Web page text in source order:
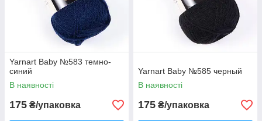
Yarnart Baby №583 темно-
синий
В наявності
175 ₴/упаковка
Yarnart Baby №585 черный
В наявності
175 ₴/упаковка